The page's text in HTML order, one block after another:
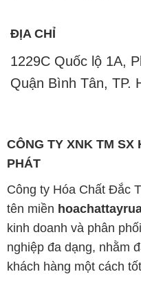
ĐỊA CHỈ
1229C Quốc lộ 1A,
Quận Bình Tân, TP.
CÔNG TY XNK TM
PHÁT
Công ty Hóa Chất Đắc
tên miền
kinh doanh và phân
nghiệp đa dạng, nhằm
khách hàng một cách